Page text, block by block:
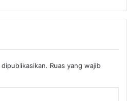
Ruas yang wajib